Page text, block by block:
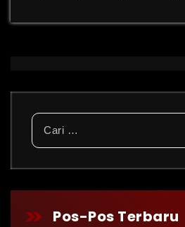
Cari
untuk:
Pos-Pos Terbaru